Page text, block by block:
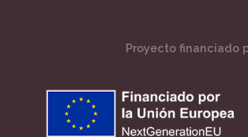
Proyecto financiado